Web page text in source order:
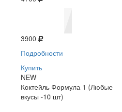
3900
Подробности
Купить
NEW
Коктейль Формула 1 (Любые
вкусы -10 шт)